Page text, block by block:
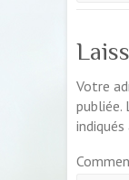
Votre
publiée.
indiqués